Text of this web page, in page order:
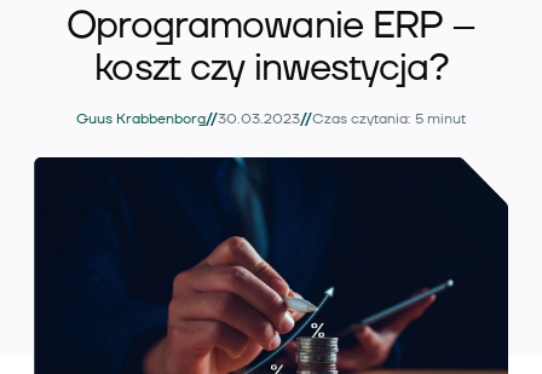
Rozszerzenia
Oprogramowanie ERP –
koszt czy inwestycja?
Guus Krabbenborg//30.03.2023//Czas czytania: 5 minut